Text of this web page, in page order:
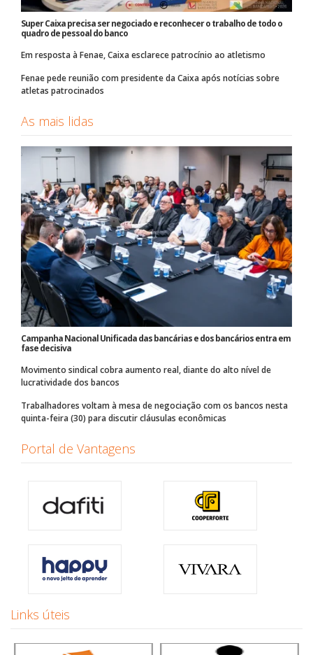
Super Caixa precisa ser negociado e reconhecer o trabalho de todo o
quadro de pessoal do banco
Em resposta à Fenae, Caixa esclarece patrocínio ao atletismo
Fenae pede reunião com presidente da Caixa após notícias sobre
atletas patrocinados
As mais lidas
Campanha Nacional Unificada das bancárias e dos bancários entra em
fase decisiva
Movimento sindical cobra aumento real, diante do alto nível de
lucratividade dos bancos
Trabalhadores voltam à mesa de negociação com os bancos nesta
quinta-feira (30) para discutir cláusulas econômicas
Portal de Vantagens
Links úteis